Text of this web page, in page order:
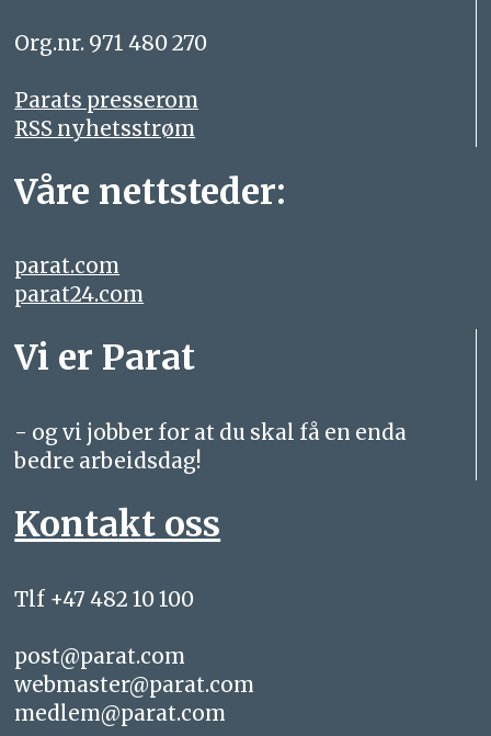
Org.nr. 971 480 270
Parats presserom
RSS nyhetsstrøm
Våre nettsteder:
parat.com
parat24.com
Vi er Parat
- og vi jobber for at du skal få en enda
bedre arbeidsdag!
Kontakt oss
Tlf +47 482 10 100
post@parat.com
webmaster@parat.com
medlem@parat.com